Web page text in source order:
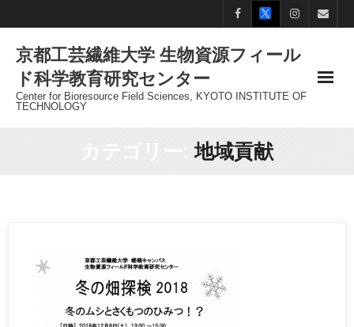
to
content
京都工芸繊維大学 生物資源フィール
ド科学教育研究センター
Center for Bioresource Field Sciences, KYOTO INSTITUTE OF
TECHNOLOGY
カテゴリー:地域貢献